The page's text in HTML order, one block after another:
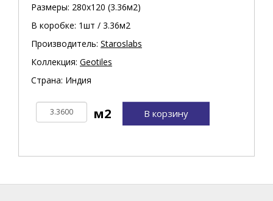
Размеры: 280х120 (3.36м2)
В коробке: 1шт / 3.36м2
Производитель: Staroslabs
Коллекция: Geotiles
Страна: Индия
В корзину